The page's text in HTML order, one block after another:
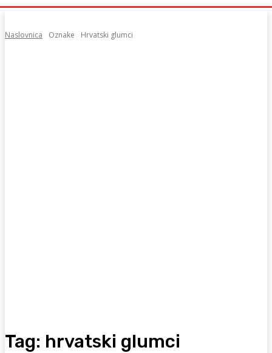
Naslovnica Oznake Hrvatski glumci
Tag: hrvatski glumci